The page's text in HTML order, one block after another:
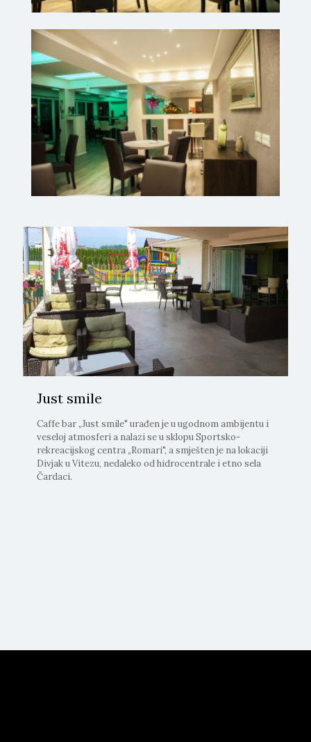
Just smile
Caffe bar „Just smile" urađen je u ugodnom ambijentu i
veseloj atmosferi a nalazi se u sklopu Sportsko-
rekreacijskog centra „Romari", a smješten je na lokaciji
Divjak u Vitezu, nedaleko od hidrocentrale i etno sela
Čardaci.